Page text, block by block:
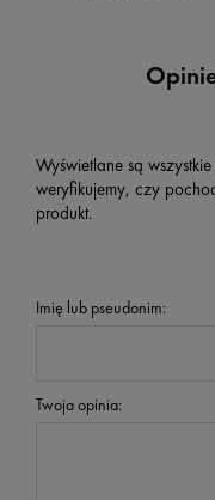
Wyświetlane są
weryfikujemy, czy
produkt.
Imię lub pseudonim:
Twoja opinia: